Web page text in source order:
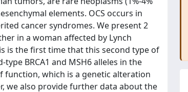
elements. OCS occurs in
cancer syndromes. We present 2
in a woman affected by Lynch
is the first time that this second type of
BRCA1 and MSH6 alleles in the
function, which is a genetic alteration
we also provide further data about the